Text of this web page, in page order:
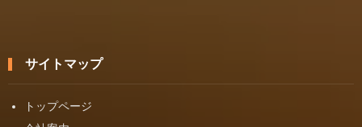
サイトマップ
トップページ